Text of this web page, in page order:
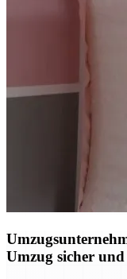
Umzug sicher und